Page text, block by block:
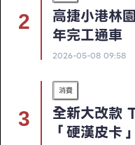
高捷小港林
年完工通車
2026-05-08 09:58
消費
全新大改款
「硬漢皮卡